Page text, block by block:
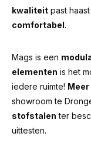
kwaliteit past
comfortabel.
Mags is een
elementen is het
iedere ruimte!
showroom te
stofstalen ter
uittesten.